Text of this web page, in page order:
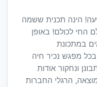
הינה תכנית ששמה
החי לכולם! באופן
במתכונת
מפגש נכיר חיה
ונחקור אודות
הרגלי החברות